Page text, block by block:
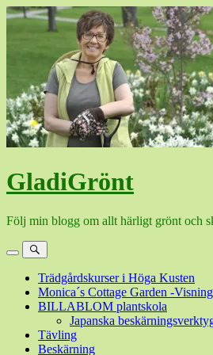
Hoppa
GladiGrönt
Följ min blogg om allt härligt grönt och
MenySök
Trädgårdskurser i Höga Kusten
Monica´s Cottage Garden -
BILLABLOM plantskola
Japanska
Tävling
Beskärning